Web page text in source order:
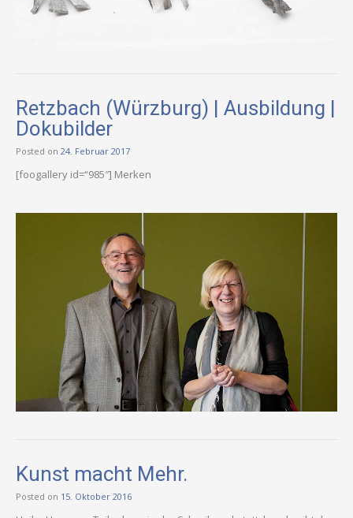
Retzbach (Würzburg) | Ausbildung |
Dokubilder
Posted on 24. Februar 2017
[foogallery id=“985″] Merken
Kunst macht Mehr.
Posted on 15. Oktober 2016